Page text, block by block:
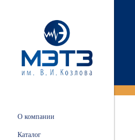
О компании
Каталог